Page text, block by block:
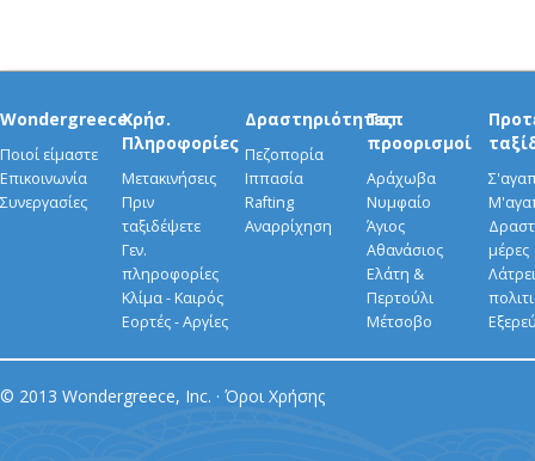
Wondergreece
Ποιοί είμαστε
Επικοινωνία
Συνεργασίες
Χρήσ.
Πληροφορίες
Μετακινήσεις
Πριν
ταξιδέψετε
Γεν.
πληροφορίες
Κλίμα - Καιρός
Εορτές - Αργίες
Δραστηριότητες
Πεζοπορία
Ιππασία
Rafting
Αναρρίχηση
Τοπ
προορισμοί
Αράχωβα
Νυμφαίο
Άγιος
Αθανάσιος
Ελάτη &
Περτούλι
Μέτσοβο
μέρες
© 2013 Wondergreece, Inc. · Όροι Χρήσης